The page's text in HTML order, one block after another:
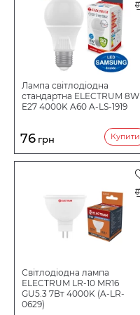
Лампа світлодіодна
стандартна ELECTRUM 8W
E27 4000K A60 A-LS-1919
76 грн Купити
Світлодіодна лампа
ELECTRUM LR-10 MR16
GU5.3 7Вт 4000K (A-LR-
0629)